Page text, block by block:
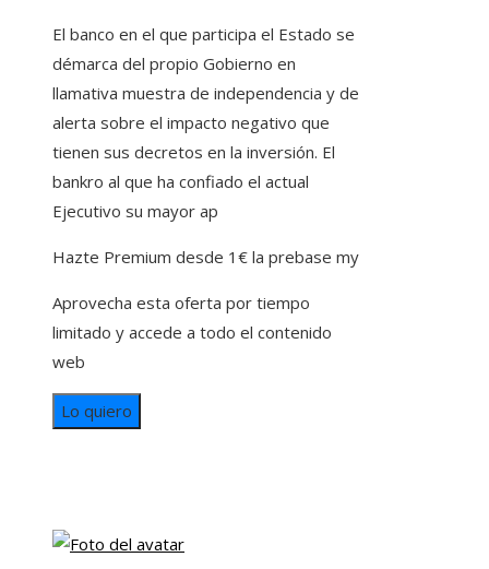
El banco en el que participa el Estado se
démarca del propio Gobierno en
llamativa muestra de independencia y de
alerta sobre el impacto negativo que
tienen sus decretos en la inversión. El
bankro al que ha confiado el actual
Ejecutivo su mayor ap
Hazte Premium desde 1€ la prebase my
Aprovecha esta oferta por tiempo
limitado y accede a todo el contenido
web
Lo quiero